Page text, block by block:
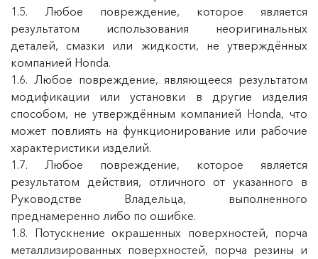
1.5. Любое повреждение, которое является
результатом использования неоригинальных
деталей, смазки или жидкости, не утверждённых
компанией Honda.
1.6. Любое повреждение, являющееся результатом
модификации или установки в другие изделия
способом, не утверждённым компанией Honda, что
может повлиять на функционирование или рабочие
характеристики изделий.
1.7. Любое повреждение, которое является
результатом действия, отличного от указанного в
Руководстве Владельца, выполненного
преднамеренно либо по ошибке.
1.8. Потускнение окрашенных поверхностей, порча
металлизированных поверхностей, порча резины и